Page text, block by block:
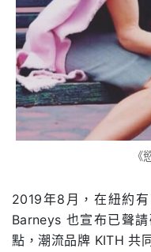
《
2019年8 月，在紐約有
Barneys 也宣布已聲
點，潮流品牌 KITH共